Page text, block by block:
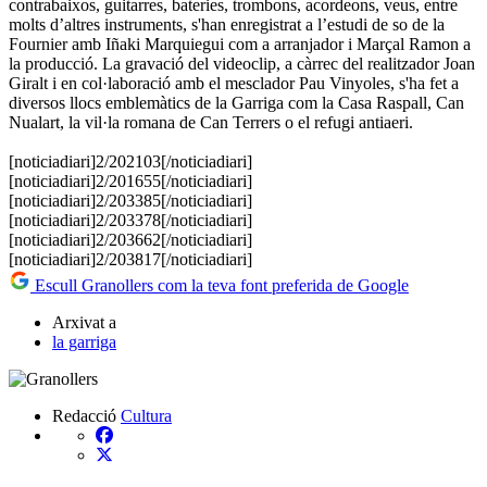
contrabaixos, guitarres, bateries, trombons, acordeons, veus, entre
molts d’altres instruments, s'han enregistrat a l’estudi de so de la
Fournier amb Iñaki Marquiegui com a arranjador i Marçal Ramon a
la producció. La gravació del videoclip, a càrrec del realitzador Joan
Giralt i en col·laboració amb el mesclador Pau Vinyoles, s'ha fet a
diversos llocs emblemàtics de la Garriga com la Casa Raspall, Can
Nualart, la vil·la romana de Can Terrers o el refugi antiaeri.
[noticiadiari]2/202103[/noticiadiari]
[noticiadiari]2/201655[/noticiadiari]
​[noticiadiari]2/203385[/noticiadiari]
​​[noticiadiari]2/203378[/noticiadiari]
​​[noticiadiari]2/203662[/noticiadiari]
​​[noticiadiari]2/203817[/noticiadiari]
Escull Granollers com la teva font preferida de Google
Arxivat a
la garriga
Redacció Cultura